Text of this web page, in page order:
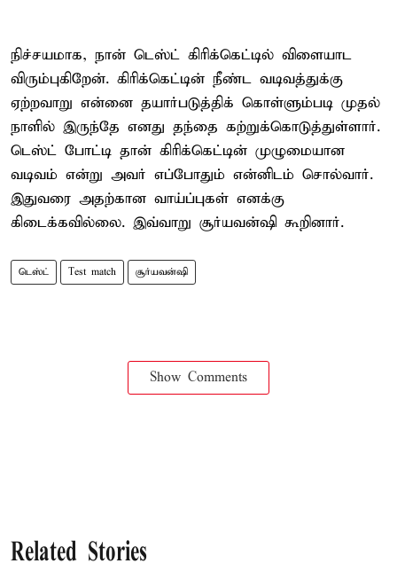
நிச்சயமாக, நான் டெஸ்ட் கிரிக்கெட்டில் விளையாட
விரும்புகிறேன். கிரிக்கெட்டின் நீண்ட வடிவத்துக்கு
ஏற்றவாறு என்னை தயார்படுத்திக் கொள்ளும்படி முதல்
நாளில் இருந்தே எனது தந்தை கற்றுக்கொடுத்துள்ளார்.
டெஸ்ட் போட்டி தான் கிரிக்கெட்டின் முழுமையான
வடிவம் என்று அவர் எப்போதும் என்னிடம் சொல்வார்.
இதுவரை அதற்கான வாய்ப்புகள் எனக்கு
கிடைக்கவில்லை. இவ்வாறு சூர்யவன்ஷி கூறினார்.
டெஸ்ட் Test match சூர்யவன்ஷி
Show Comments
Related Stories